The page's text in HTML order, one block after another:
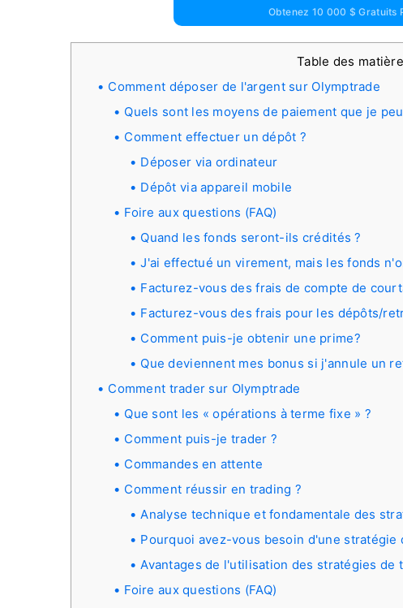
Obtenez 10 000 $ Gratuits
Table des
Comment déposer de l'argent sur Olymptrade
Quels sont les moyens de paiement que je
Comment effectuer un dépôt ?
Déposer via ordinateur
Dépôt via appareil mobile
Foire aux questions (FAQ)
Quand les fonds seront-ils crédités ?
J'ai effectué un virement, mais les fonds
Facturez-vous des frais de compte de
Facturez-vous des frais pour les dépôts/
Comment puis-je obtenir une prime?
Que deviennent mes bonus si j'annule un
Comment trader sur Olymptrade
Que sont les « opérations à terme fixe » ?
Comment puis-je trader ?
Commandes en attente
Comment réussir en trading ?
Analyse technique et fondamentale des
Pourquoi avez-vous besoin d'une stratégie
Avantages de l'utilisation des stratégies de
Foire aux questions (FAQ)